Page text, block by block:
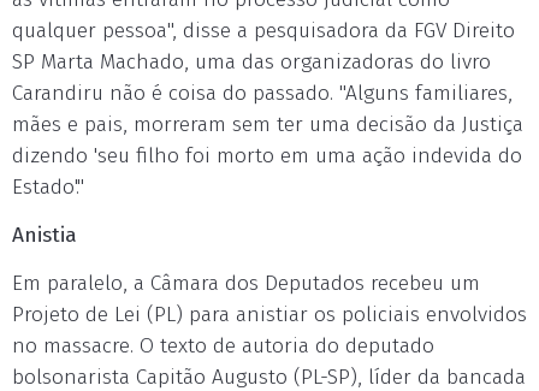
qualquer pessoa", disse a pesquisadora da FGV Direito
SP Marta Machado, uma das organizadoras do livro
Carandiru não é coisa do passado. "Alguns familiares,
mães e pais, morreram sem ter uma decisão da Justiça
dizendo 'seu filho foi morto em uma ação indevida do
Estado'."
Anistia
Em paralelo, a Câmara dos Deputados recebeu um
Projeto de Lei (PL) para anistiar os policiais envolvidos
no massacre. O texto de autoria do deputado
bolsonarista Capitão Augusto (PL-SP), líder da bancada